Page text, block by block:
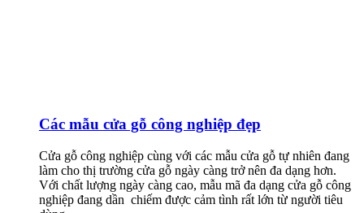
Các mẫu cửa gỗ công nghiệp đẹp
Cửa gỗ công nghiệp cùng với các mẫu cửa gỗ tự nhiên đang
làm cho thị trường cửa gỗ ngày càng trở nên đa dạng hơn.
Với chất lượng ngày càng cao, mẫu mã đa dạng cửa gỗ công
nghiệp đang dần chiếm được cảm tình rất lớn từ người tiêu